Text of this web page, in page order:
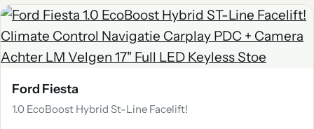
Ford Fiesta
1.0 EcoBoost Hybrid St-Line Facelift!